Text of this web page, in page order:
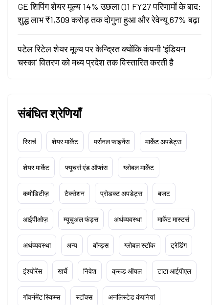
GE शिपिंग शेयर मूल्य 14% उछला Q1 FY27 परिणामों के बाद:
शुद्ध लाभ ₹1,309 करोड़ तक दोगुना हुआ और रेवेन्यू 67% बढ़ा
पटेल रिटेल शेयर मूल्य पर केन्द्रित क्योंकि कंपनी 'इंडियन
चस्का' वितरण को मध्य प्रदेश तक विस्तारित करती है
संबंधित श्रेणियाँ
रिसर्च शेयर मार्केट पर्सनल फाइनेंस मार्केट अपडेट्स
शेयर मार्केट फ्यूचर्स एंड ऑप्शंस ग्लोबल मार्केट
कमोडिटीज़ टैक्सेशन प्रोडक्ट अपडेट्स बजट
आईपीओज़ म्यूचुअल फंड्स अर्थव्यवस्था मार्केट मास्टर्स
अर्थव्यवस्था अन्य बॉन्ड्स ग्लोबल स्टॉक ट्रेडिंग
इंश्योरेंस खर्चे निवेश क्रूड ऑयल टाटा आईपीएल
गॉवर्नमेंट स्किम्स स्टॉक्स अनलिस्टेड कंपनियां